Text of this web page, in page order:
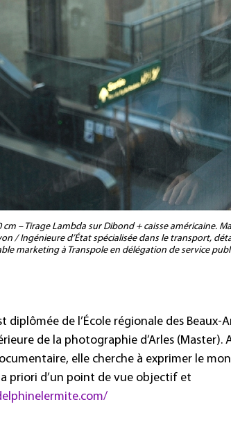
cm – Tirage Lambda sur Dibond + caisse américaine.
/ Ingénieure d’État spécialisée dans le transport,
marketing à Transpole en délégation de service
diplômée de l’École régionale des Beaux-
de la photographie d’Arles (Master).
elle cherche à exprimer le
priori d’un point de vue objectif et